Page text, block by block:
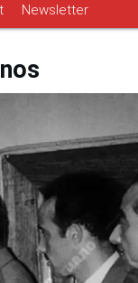
Newsletter